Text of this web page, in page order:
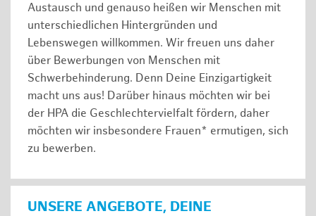
Austausch und genauso heißen wir Menschen mit
unterschiedlichen Hintergründen und
Lebenswegen willkommen. Wir freuen uns daher
über Bewerbungen von Menschen mit
Schwerbehinderung. Denn Deine Einzigartigkeit
macht uns aus! Darüber hinaus möchten wir bei
der HPA die Geschlechtervielfalt fördern, daher
möchten wir insbesondere Frauen* ermutigen, sich
zu bewerben.
UNSERE ANGEBOTE, DEINE